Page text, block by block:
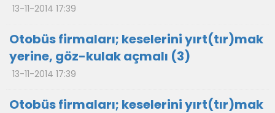
13-11-2014 17:39
Otobüs firmaları; keselerini yırt(tır)mak
yerine, göz-kulak açmalı (3)
13-11-2014 17:39
Otobüs firmaları; keselerini yırt(tır)mak